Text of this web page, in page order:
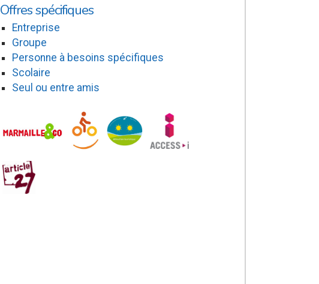
Offres spécifiques
Entreprise
Groupe
Personne à besoins spécifiques
Scolaire
Seul ou entre amis